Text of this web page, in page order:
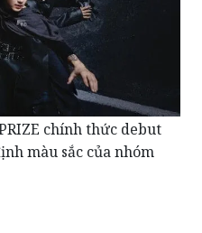
chính thức debut
màu sắc của nhóm